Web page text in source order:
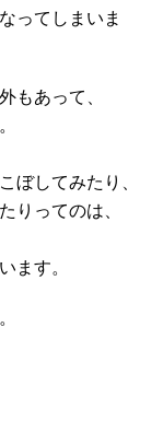
ってしまいま
もあって、
ぼしてみたり、
りってのは、
ます。